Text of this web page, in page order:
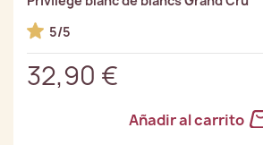
5/5
32,90 €
Añadir al carrito